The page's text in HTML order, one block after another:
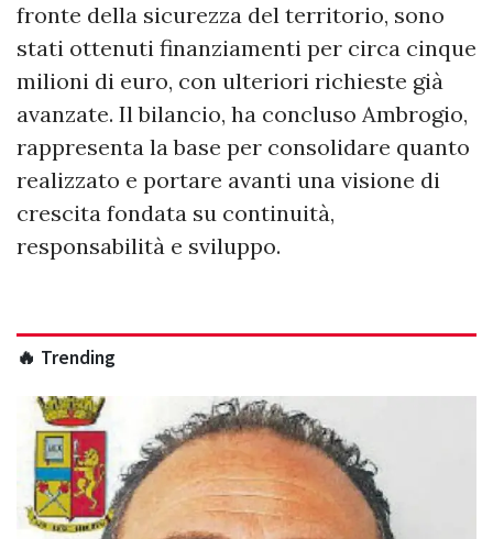
fronte della sicurezza del territorio, sono
stati ottenuti finanziamenti per circa cinque
milioni di euro, con ulteriori richieste già
avanzate. Il bilancio, ha concluso Ambrogio,
rappresenta la base per consolidare quanto
realizzato e portare avanti una visione di
crescita fondata su continuità,
responsabilità e sviluppo.
🔥 Trending